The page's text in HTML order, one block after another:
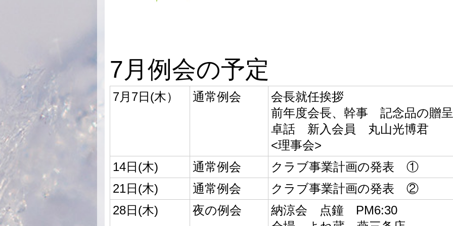
7月例会の予定
7月7日(木） 通常例会
会長就任挨拶
前年度会長、幹事 記念品の贈呈
卓話 新入会員 丸山光博君
<理事会>
14日(木)
通常例会
クラブ事業計画の発表 ①
21日(木)
通常例会
クラブ事業計画の発表 ②
28日(木)
夜の例会
納涼会 点鐘 PM6:30